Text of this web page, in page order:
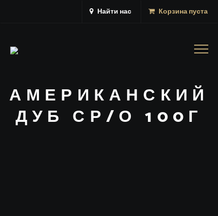
Найти нас Корзина пуста
АМЕРИКАНСКИЙ
ДУБ СР/О 100Г